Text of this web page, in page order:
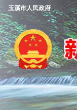
玉溪市人民政府